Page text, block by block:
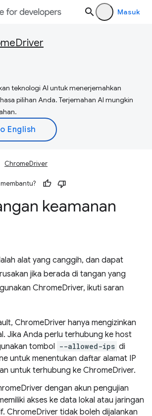
Masuk
teknologi AI untuk menerjemahkan
pilihan Anda. Terjemahan AI mungkin
ChromeDriver
keamanan
alat yang canggih, dan dapat
jika berada di tangan yang
ChromeDriver, ikuti saran
ChromeDriver hanya mengizinkan
Jika Anda perlu terhubung ke host
tombol --allowed-ips di
untuk menentukan daftar alamat IP
untuk terhubung ke ChromeDriver.
dengan akun pengujian
akses ke data lokal atau jaringan
ChromeDriver tidak boleh dijalankan